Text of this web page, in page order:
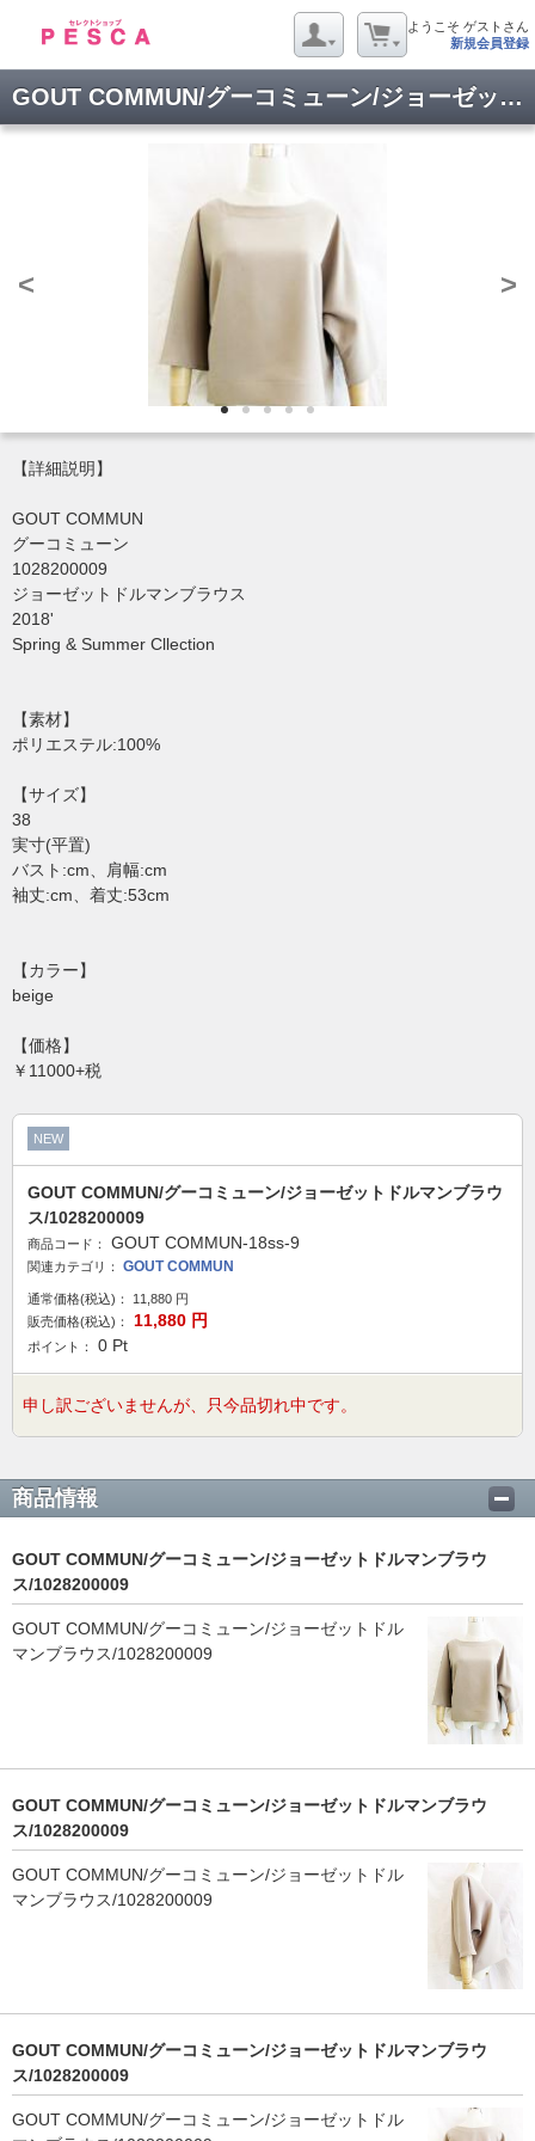
ようこそ ゲストさん
新規会員登録
GOUT COMMUN/グーコミューン/ジョーゼットドルマンブラウス/1028200009
< >
【詳細説明】
GOUT COMMUN
グーコミューン
1028200009
ジョーゼットドルマンブラウス
2018'
Spring & Summer Cllection
【素材】
ポリエステル:100%
【サイズ】
38
実寸(平置)
バスト:cm、肩幅:cm
袖丈:cm、着丈:53cm
【カラー】
beige
【価格】
￥11000+税
NEW
GOUT COMMUN/グーコミューン/ジョーゼットドルマンブラウ
ス/1028200009
商品コード： GOUT COMMUN-18ss-9
関連カテゴリ： GOUT COMMUN
通常価格(税込)： 11,880 円
販売価格(税込)：
11,880 円
ポイント： 0 Pt
申し訳ございませんが、只今品切れ中です。
商品情報
GOUT COMMUN/グーコミューン/ジョーゼットドルマンブラウ
ス/1028200009
GOUT COMMUN/グーコミューン/ジョーゼットドル
マンブラウス/1028200009
GOUT COMMUN/グーコミューン/ジョーゼットドルマンブラウ
ス/1028200009
GOUT COMMUN/グーコミューン/ジョーゼットドル
マンブラウス/1028200009
GOUT COMMUN/グーコミューン/ジョーゼットドルマンブラウ
ス/1028200009
GOUT COMMUN/グーコミューン/ジョーゼットドル